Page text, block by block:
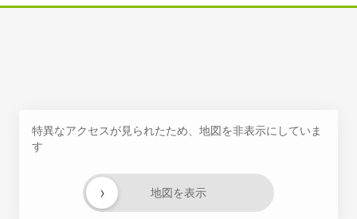
特異なアクセスが見られたため、地図を非表示にしていま
す
地図を表示
›